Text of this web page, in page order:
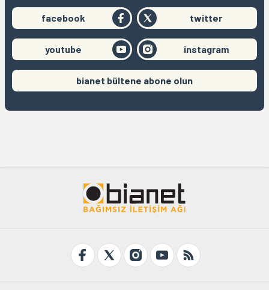
facebook twitter
youtube instagram
bianet bültene abone olun